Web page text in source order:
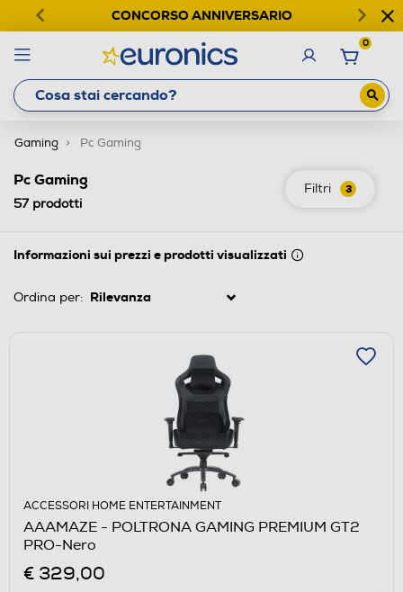
CONCORSO ANNIVERSARIO
0
Gaming Pc Gaming
Filtri 3
Pc Gaming
57prodotti
Informazioni sui prezzi e prodotti visualizzati
Ordina per:
ACCESSORI HOME ENTERTAINMENT
AAAMAZE - POLTRONA GAMING PREMIUM GT2
PRO-Nero
€ 329,00